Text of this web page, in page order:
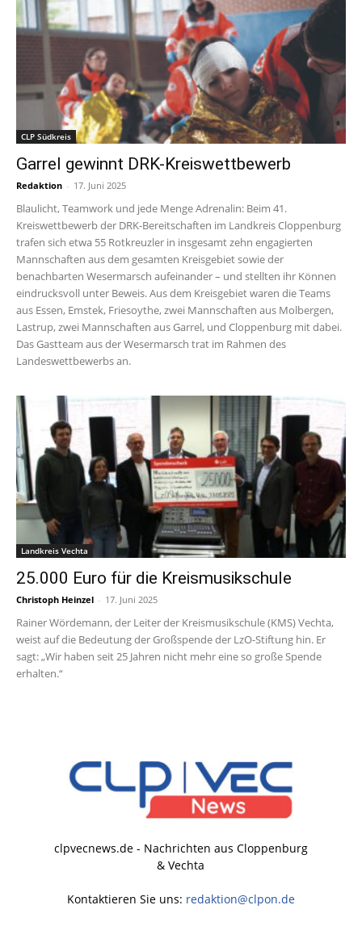
CLP Südkreis
Garrel gewinnt DRK-Kreiswettbewerb
Redaktion - 17. Juni 2025
Blaulicht, Teamwork und jede Menge Adrenalin: Beim 41.
Kreiswettbewerb der DRK-Bereitschaften im Landkreis Cloppenburg
trafen sich etwa 55 Rotkreuzler in insgesamt zehn engagierten
Mannschaften aus dem gesamten Kreisgebiet sowie der
benachbarten Wesermarsch aufeinander – und stellten ihr Können
eindrucksvoll unter Beweis. Aus dem Kreisgebiet waren die Teams
aus Essen, Emstek, Friesoythe, zwei Mannschaften aus Molbergen,
Lastrup, zwei Mannschaften aus Garrel, und Cloppenburg mit dabei.
Das Gastteam aus der Wesermarsch trat im Rahmen des
Landeswettbewerbs an.
Landkreis Vechta
25.000 Euro für die Kreismusikschule
Christoph Heinzel - 17. Juni 2025
Rainer Wördemann, der Leiter der Kreismusikschule (KMS) Vechta,
weist auf die Bedeutung der Großspende der LzO-Stiftung hin. Er
sagt: „Wir haben seit 25 Jahren nicht mehr eine so große Spende
erhalten.“
clpvecnews.de - Nachrichten aus Cloppenburg
& Vechta
Kontaktieren Sie uns: redaktion@clpon.de